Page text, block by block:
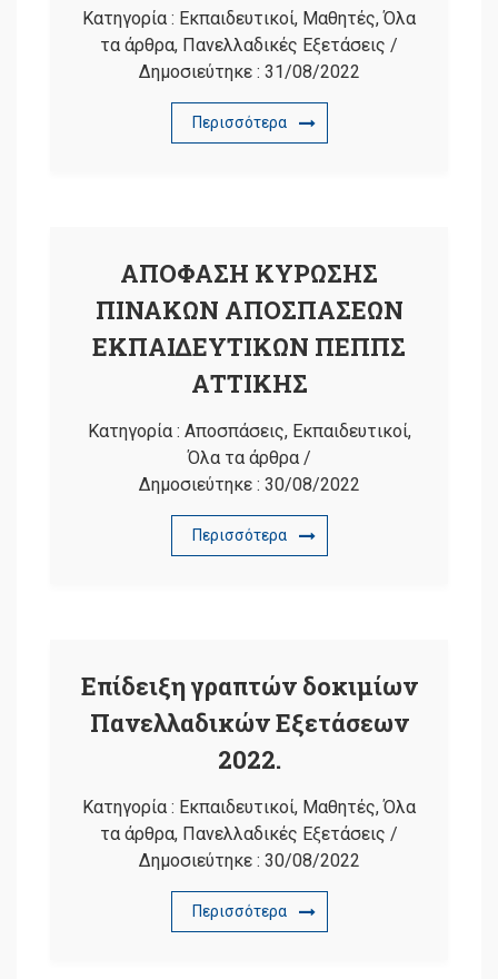
Κατηγορία : Εκπαιδευτικοί, Μαθητές,Όλα
τα άρθρα, Πανελλαδικές Εξετάσεις /
Δημοσιεύτηκε : 31/08/2022
Περισσότερα
ΑΠΟΦΑΣΗ ΚΥΡΩΣΗΣ
ΠΙΝΑΚΩΝ ΑΠΟΣΠΑΣΕΩΝ
ΕΚΠΑΙΔΕΥΤΙΚΩΝ ΠΕΠΠΣ
ΑΤΤΙΚΗΣ
Κατηγορία : Αποσπάσεις, Εκπαιδευτικοί,
Όλα τα άρθρα/
Δημοσιεύτηκε : 30/08/2022
Περισσότερα
Επίδειξη γραπτών δοκιμίων
Πανελλαδικών Εξετάσεων
2022.
Κατηγορία : Εκπαιδευτικοί, Μαθητές,Όλα
τα άρθρα, Πανελλαδικές Εξετάσεις /
Δημοσιεύτηκε : 30/08/2022
Περισσότερα